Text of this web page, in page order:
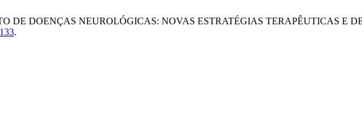
DE DOENÇAS NEUROLÓGICAS: NOVAS ESTRATÉGIAS TERAPÊUTICAS E
.